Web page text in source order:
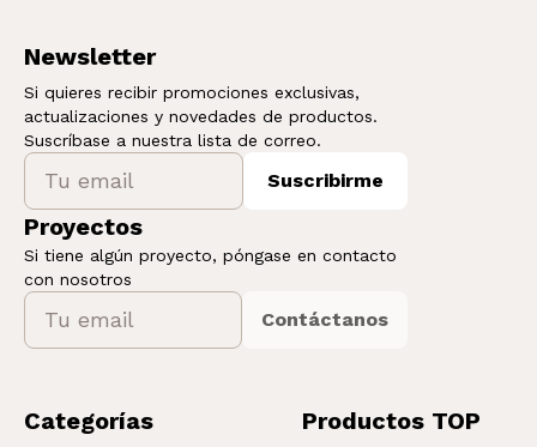
Newsletter
Si quieres recibir promociones exclusivas,
actualizaciones y novedades de productos.
Suscríbase a nuestra lista de correo.
Suscribirme
Proyectos
Si tiene algún proyecto, póngase en contacto
con nosotros
Contáctanos
Categorías Productos TOP